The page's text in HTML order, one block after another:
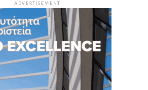
ADVERTISEMENT